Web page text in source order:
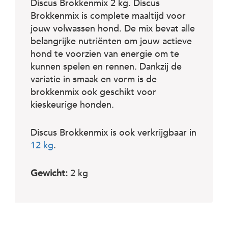
Discus Brokkenmix 2 kg. Discus
Brokkenmix is complete maaltijd voor
jouw volwassen hond. De mix bevat alle
belangrijke nutriënten om jouw actieve
hond te voorzien van energie om te
kunnen spelen en rennen. Dankzij de
variatie in smaak en vorm is de
brokkenmix ook geschikt voor
kieskeurige honden.
Discus Brokkenmix is ook verkrijgbaar in
12 kg.
Gewicht: 2 kg